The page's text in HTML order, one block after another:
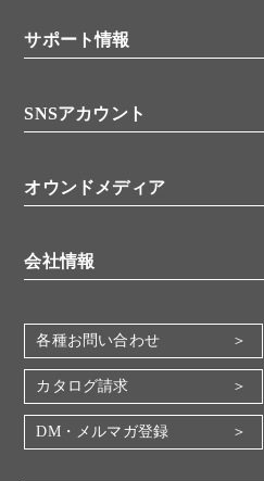
シグナル伝達
糖類／レクチン
分子生物
バイオメディカル(環境・食品)
機器・消耗品
代理店
サポート情報
アプリケーションノート
書類ダウンロード
SNSアカウント
YouTube
オウンドメディア
会社情報
会社概要
地図・アクセス（本社）
IR情報
電子公告
各種お問い合わせ
カタログ請求
DM・メルマガ登録